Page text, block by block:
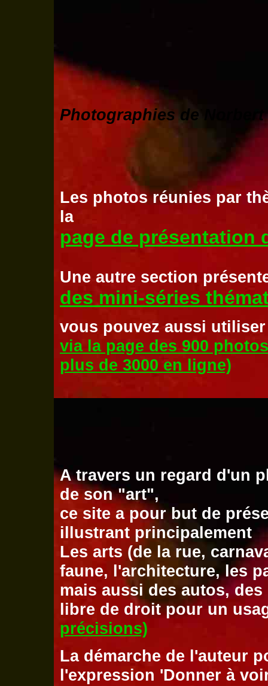
Photographies de
Les photos réunies par
la
page de présentation
Une autre section
des mini-séries
vous pouvez aussi
via la page des 900
plus de 3000 en ligne)
A travers un regard d'un
de son "art",
ce site a pour but de
illustrant principalement
Les arts (de la rue,
faune, l'architecture, les
mais aussi des autos,
libre de droit pour un
précisions)
La démarche de l'auteur
l'expression 'Donner à